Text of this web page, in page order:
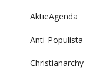
AktieAgenda
Anti-Populista
Christianarchy